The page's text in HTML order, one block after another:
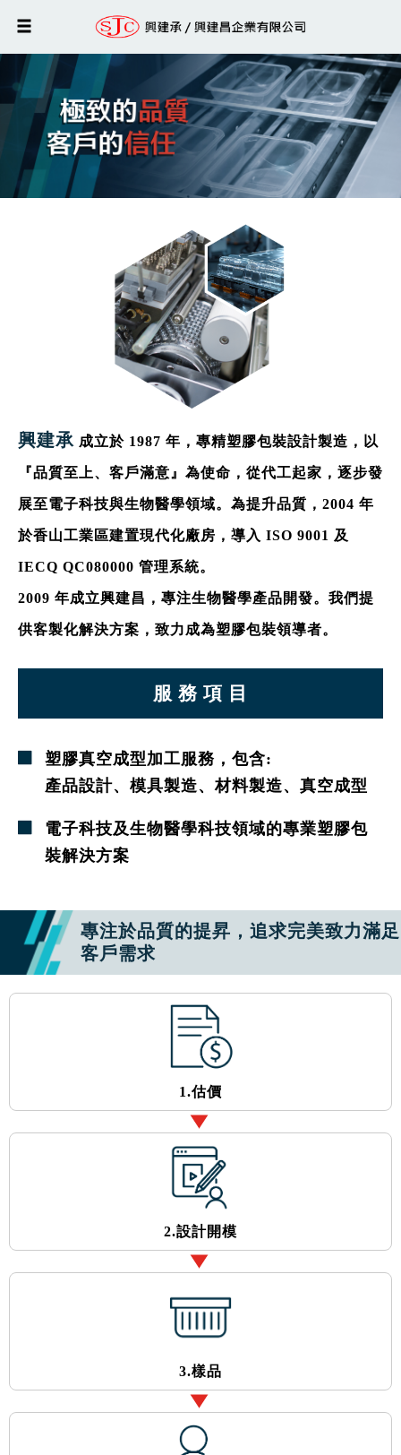
興建承 成立於 1987 年，專精塑膠包裝設計製造，以
『品質至上、客戶滿意』為使命，從代工起家，逐步發
展至電子科技與生物醫學領域。為提升品質，2004 年
於香山工業區建置現代化廠房，導入 ISO 9001 及
IECQ QC080000 管理系統。
2009 年成立興建昌，專注生物醫學產品開發。我們提
供客製化解決方案，致力成為塑膠包裝領導者。
服 務 項 目
塑膠真空成型加工服務，包含:
產品設計、模具製造、材料製造、真空成型
電子科技及生物醫學科技領域的專業塑膠包
裝解決方案
專注於品質的提昇，追求完美致力滿足
客戶需求
1.估價
2.設計開模
3.樣品